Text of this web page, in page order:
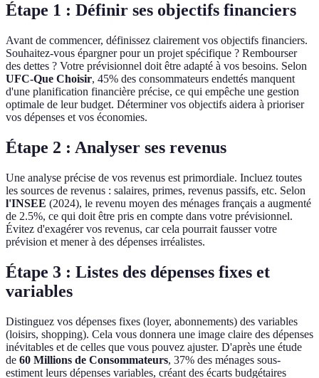
Étape 1 : Définir ses objectifs financiers
Avant de commencer, définissez clairement vos objectifs financiers.
Souhaitez-vous épargner pour un projet spécifique ? Rembourser
des dettes ? Votre prévisionnel doit être adapté à vos besoins. Selon
UFC-Que Choisir, 45% des consommateurs endettés manquent
d'une planification financière précise, ce qui empêche une gestion
optimale de leur budget. Déterminer vos objectifs aidera à prioriser
vos dépenses et vos économies.
Étape 2 : Analyser ses revenus
Une analyse précise de vos revenus est primordiale. Incluez toutes
les sources de revenus : salaires, primes, revenus passifs, etc. Selon
l'INSEE (2024), le revenu moyen des ménages français a augmenté
de 2.5%, ce qui doit être pris en compte dans votre prévisionnel.
Évitez d'exagérer vos revenus, car cela pourrait fausser votre
prévision et mener à des dépenses irréalistes.
Étape 3 : Listes des dépenses fixes et
variables
Distinguez vos dépenses fixes (loyer, abonnements) des variables
(loisirs, shopping). Cela vous donnera une image claire des dépenses
inévitables et de celles que vous pouvez ajuster. D'après une étude
de 60 Millions de Consommateurs, 37% des ménages sous-
estiment leurs dépenses variables, créant des écarts budgétaires